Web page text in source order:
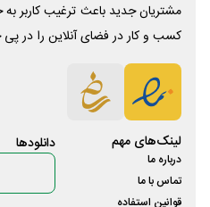
مشتریان جدید باعث ترغیب کاربر
کسب و کار در فضای آنلاین را در
لینک‌های مهم
درباره ما
تماس با ما
قوانین استفاده
دانلود‌ها